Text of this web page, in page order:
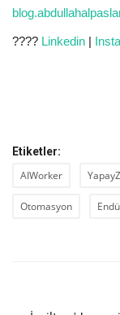
???? Linkedin |
Etiketler:
AIWorker
Otomasyon